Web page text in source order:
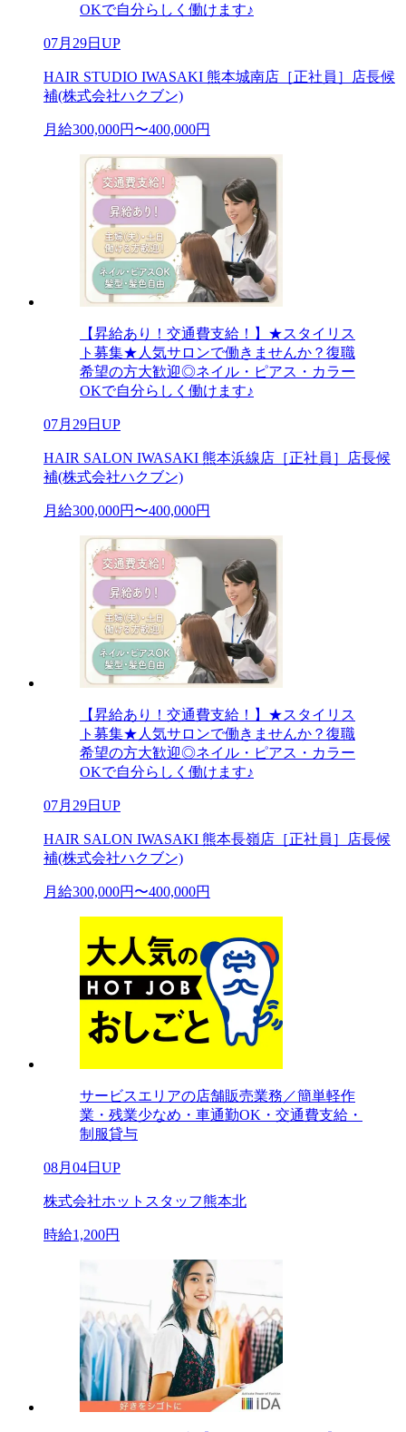
OKで自分らしく働けます♪
07月29日UP
HAIR STUDIO IWASAKI 熊本城南店［正社員］店長候
補(株式会社ハクブン)
月給300,000円〜400,000円
【昇給あり！交通費支給！】★スタイリス
ト募集★人気サロンで働きませんか？復職
希望の方大歓迎◎ネイル・ピアス・カラー
OKで自分らしく働けます♪
07月29日UP
HAIR SALON IWASAKI 熊本浜線店［正社員］店長候
補(株式会社ハクブン)
月給300,000円〜400,000円
【昇給あり！交通費支給！】★スタイリス
ト募集★人気サロンで働きませんか？復職
希望の方大歓迎◎ネイル・ピアス・カラー
OKで自分らしく働けます♪
07月29日UP
HAIR SALON IWASAKI 熊本長嶺店［正社員］店長候
補(株式会社ハクブン)
月給300,000円〜400,000円
サービスエリアの店舗販売業務／簡単軽作
業・残業少なめ・車通勤OK・交通費支給・
制服貸与
08月04日UP
株式会社ホットスタッフ熊本北
時給1,200円